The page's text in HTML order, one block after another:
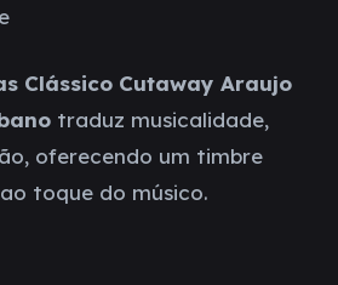
Clássico Cutaway Araujo
traduz musicalidade,
oferecendo um timbre
toque do músico.